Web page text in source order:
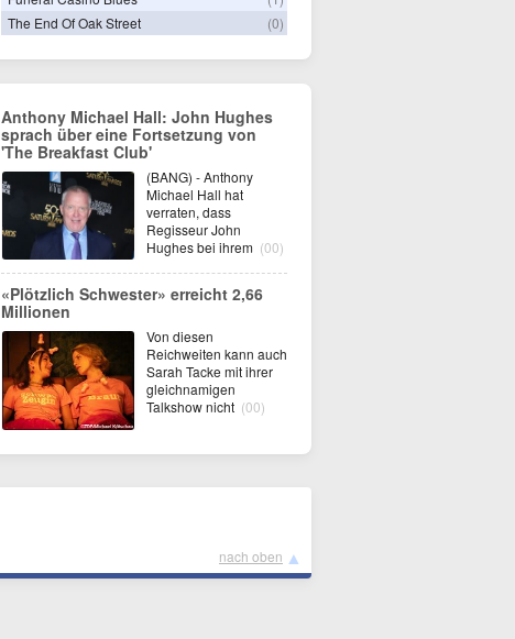
The End Of Oak Street
(0)
Anthony Michael Hall: John Hughes
sprach über eine Fortsetzung von
'The Breakfast Club'
(BANG) - Anthony
Michael Hall hat
verraten, dass
Regisseur John
Hughes bei ihrem (00)
«Plötzlich Schwester» erreicht 2,66
Millionen
Von diesen
Reichweiten kann auch
Sarah Tacke mit ihrer
gleichnamigen
Talkshow nicht (00)
nach oben ▲